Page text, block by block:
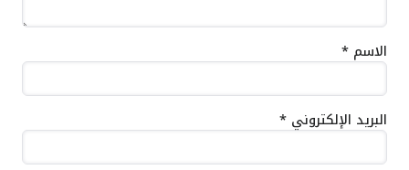
الاسم *
البريد الإلكتروني *